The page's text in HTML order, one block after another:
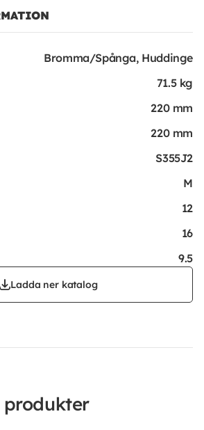
Bromma/Spånga, Huddinge
71.5 kg
220 mm
220 mm
S355J2
M
12
16
9.5
Ladda ner katalog
produkter